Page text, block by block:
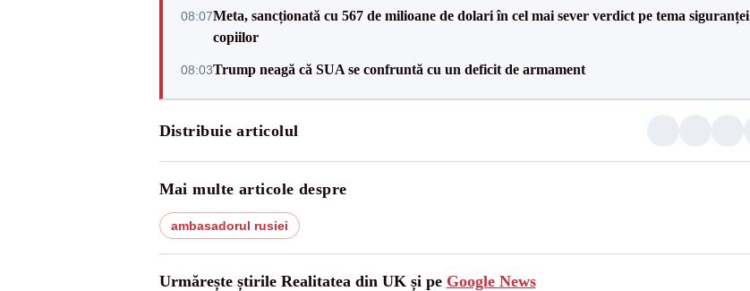
08:07Meta, sancționată cu 567 de milioane de dolari în cel mai sever verdict pe tema siguranței
copiilor
08:03Trump neagă că SUA se confruntă cu un deficit de armament
Distribuie articolul
Mai multe articole despre
ambasadorul rusiei
Urmărește știrile Realitatea din UK și pe Google News